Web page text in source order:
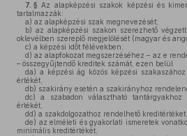
7. § Az alapképzési szakok képzési és
tartalmazzák:
a) az alapképzési szak megnevezését;
b) az alapképzési szakon szerezhető
oklevélben szereplő megjelölését (magyar és
c) a képzési időt félévekben;
d) az alapfokozat megszerzéséhez – az e
– összegyűjtendő kreditek számát, ezen belül
da) a képzési ág közös képzési
értékét,
db) szakirány esetén a szakirányhoz
dc) a szabadon választható
értékét,
dd) a szakdolgozathoz rendelhető kreditértéket,
de) az elméleti és gyakorlati ismeretek
minimális kreditértékét,